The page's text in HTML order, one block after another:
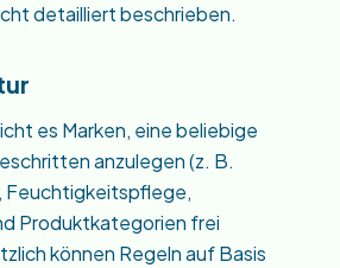
detailliert beschrieben.
es Marken, eine beliebige
anzulegen (z. B.
Feuchtigkeitspflege,
Produktkategorien frei
können Regeln auf Basis